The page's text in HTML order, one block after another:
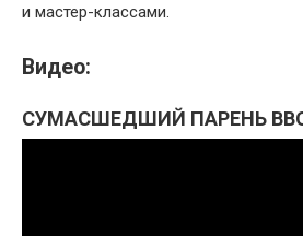
и мастер-классами.
Видео:
СУМАСШЕДШИЙ ПАРЕНЬ